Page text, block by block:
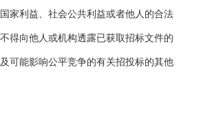
家利益、社会公共利益或者他人的合法
得向他人或机构透露已获取招标文件的
可能影响公平竞争的有关招投标的其他